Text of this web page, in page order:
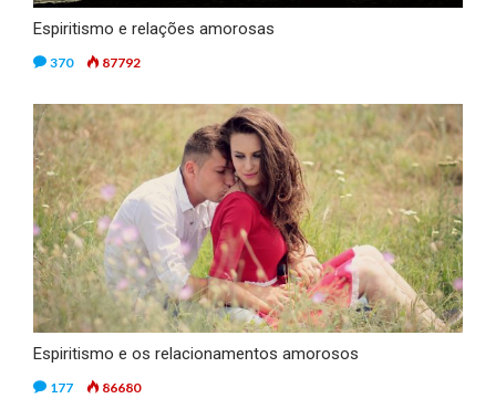
Espiritismo e relações amorosas
370 87792
Espiritismo e os relacionamentos amorosos
177 86680